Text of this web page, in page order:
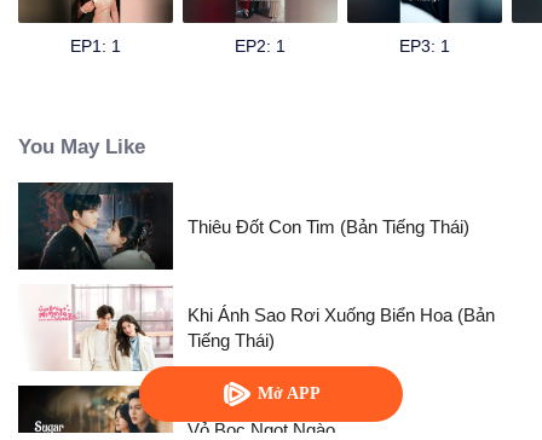
Mở APP
EP1: 1 EP2: 1 EP3: 1
You May Like
Thiêu Đốt Con Tim (Bản Tiếng Thái)
Khi Ánh Sao Rơi Xuống Biển Hoa (Bản
Tiếng Thái)
Vỏ Bọc Ngọt Ngào